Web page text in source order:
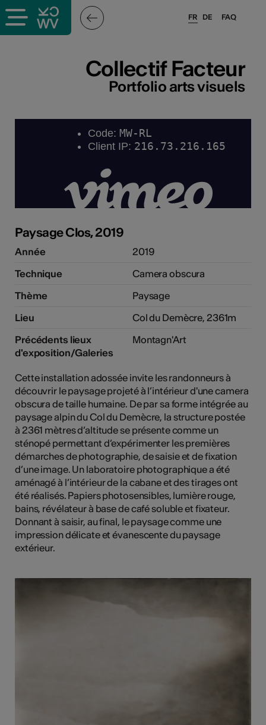
FAQ
FR DE
Collectif Facteur
Portfolio arts visuels
Paysage Clos, 2019
Année
2019
Technique
Camera obscura
Thème
Paysage
Lieu
Col du Demècre, 2361m
Précédents lieux
d'exposition/Galeries
Montagn'Art
Cette installation adossée invite les randonneurs à
découvrir le paysage projeté à l’intérieur d'une camera
obscura de taille humaine. De par sa forme intégrée au
paysage alpin du Col du Demècre, la structure postée
à 2361 mètres d’altitude se présente comme un
sténopé permettant d’expérimenter les premières
démarches de photographie, de saisie et de fixation
d’une image. Un laboratoire photographique a été
aménagé à l’intérieur de la cabane et des tirages ont
été réalisés. Papiers photosensibles, lumière rouge,
bains, révélateur à base de café soluble et fixateur.
Donnant à saisir, au final, le paysage comme une
impression délicate et évanescente du paysage
extérieur.